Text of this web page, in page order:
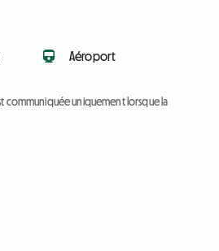
Aéroport
communiquée uniquement lorsque la